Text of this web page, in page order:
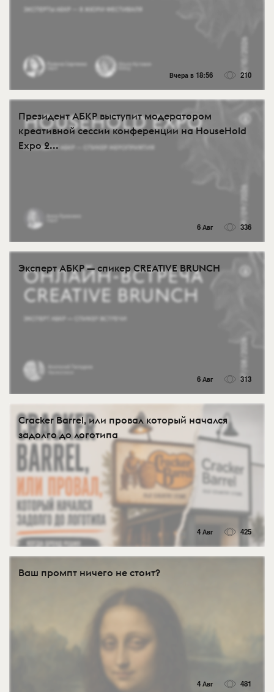
Вчера в 18:56 210
Президент АБКР выступит модератором
креативной сессии конференции на HouseHold
Expo 2...
6 Авг 336
Эксперт АБКР — спикер CREATIVE BRUNCH
6 Авг 313
Cracker Barrel, или провал который начался
задолго до логотипа
4 Авг 425
Ваш промпт ничего не стоит?
4 Авг 481